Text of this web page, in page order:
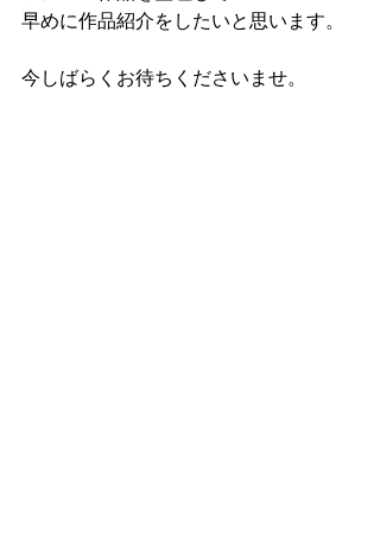
早めに作品紹介をしたいと思います。
今しばらくお待ちくださいませ。